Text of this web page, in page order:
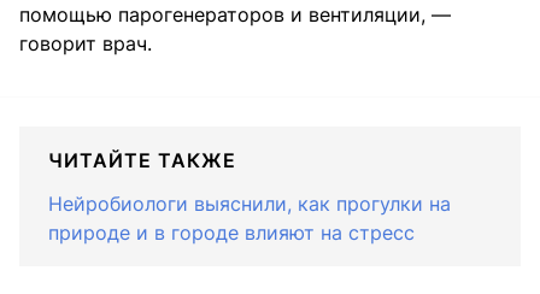
помощью парогенераторов и вентиляции, —
говорит врач.
ЧИТАЙТЕ ТАКЖЕ
Нейробиологи выяснили, как прогулки на
природе и в городе влияют на стресс